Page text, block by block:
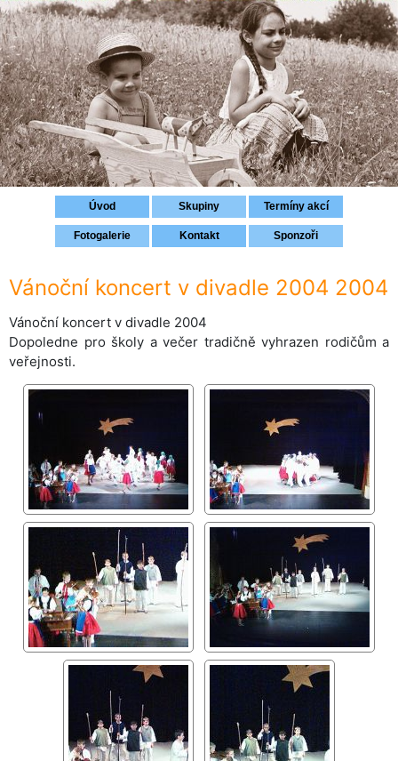
Přihlášení
Úvod Skupiny Termíny akcí
Fotogalerie Kontakt Sponzoři
Vánoční koncert v divadle 2004 2004
Vánoční koncert v divadle 2004
Dopoledne pro školy a večer tradičně vyhrazen rodičům a
veřejnosti.